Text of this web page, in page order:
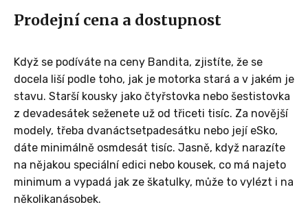
Prodejní cena a dostupnost
Když se podíváte na ceny Bandita, zjistíte, že se
docela liší podle toho, jak je motorka stará a v jakém je
stavu. Starší kousky jako čtyřstovka nebo šestistovka
z devadesátek seženete už od třiceti tisíc. Za novější
modely, třeba dvanáctsetpadesátku nebo její eSko,
dáte minimálně osmdesát tisíc. Jasně, když narazíte
na nějakou speciální edici nebo kousek, co má najeto
minimum a vypadá jak ze škatulky, může to vylézt i na
několikanásobek.